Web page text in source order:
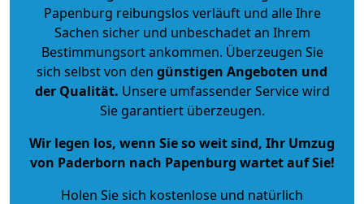
Papenburg reibungslos verläuft und alle Ihre
Sachen sicher und unbeschadet an Ihrem
Bestimmungsort ankommen. Überzeugen Sie
sich selbst von den günstigen Angeboten und
der Qualität. Unsere umfassender Service wird
Sie garantiert überzeugen.
Wir legen los, wenn Sie so weit sind, Ihr Umzug
von Paderborn nach Papenburg wartet auf Sie!
Holen Sie sich kostenlose und natürlich